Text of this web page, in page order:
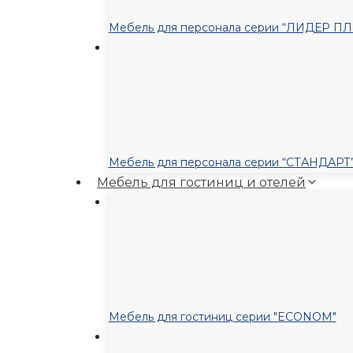
Мебель для персонала серии “ЛИДЕР
Мебель для персонала серии
Мебель для гостиниц и отелей
Мебель для гостиниц серии "ECONOM"